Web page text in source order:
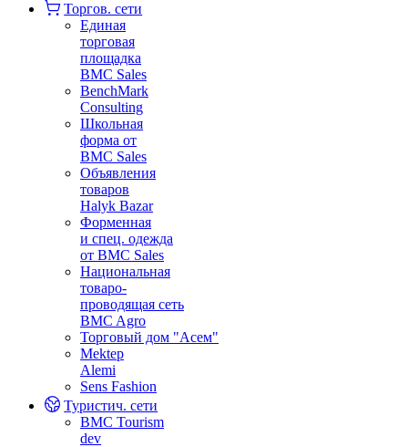
Торгов. сети
Единая
торговая
площадка
BMC Sales
BenchMark
Consulting
Школьная
форма от
BMC Sales
Объявления
товаров
Halyk Bazar
Форменная
и спец. одежда
от BMC Sales
Национальная
товаро-
проводящая сеть
BMC Agro
Торговый дом "Асем"
Mektep
Alemi
Sens Fashion
Туристич. сети
BMC Tourism
dev